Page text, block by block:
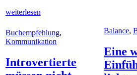
weiterlesen
Buchempfehlung,
Kommunikation
Introvertierte
Balance,
Eine